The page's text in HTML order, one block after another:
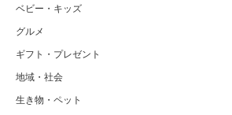
ベビー・キッズ
グルメ
ギフト・プレゼント
地域・社会
生き物・ペット